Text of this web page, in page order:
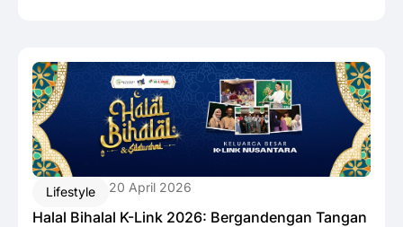
Lifestyle 20 April 2026
Halal Bihalal K-Link 2026: Bergandengan Tangan